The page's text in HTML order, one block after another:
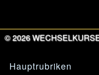
©2026
Hauptrubriken